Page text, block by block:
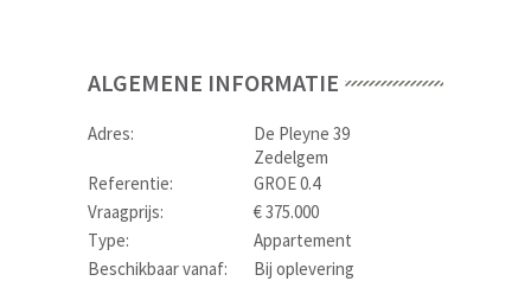
ALGEMENE INFORMATIE
Adres:
De Pleyne 39
Zedelgem
Referentie:
GROE 0.4
Vraagprijs:
€ 375.000
Type:
Appartement
Beschikbaar vanaf:
Bij oplevering